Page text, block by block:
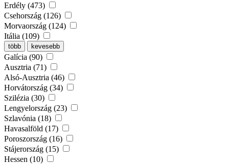
Erdély (473)
Csehország (126)
Morvaország (124)
Itália (109)
több kevesebb
Galícia (90)
Ausztria (71)
Alsó-Ausztria (46)
Horvátország (34)
Szilézia (30)
Lengyelország (23)
Szlavónia (18)
Havasalföld (17)
Poroszország (16)
Stájerország (15)
Hessen (10)